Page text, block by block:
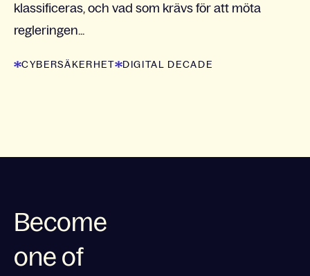
klassificeras, och vad som krävs för att möta
regleringen...
CYBERSÄKERHET DIGITAL DECADE
Become
one of